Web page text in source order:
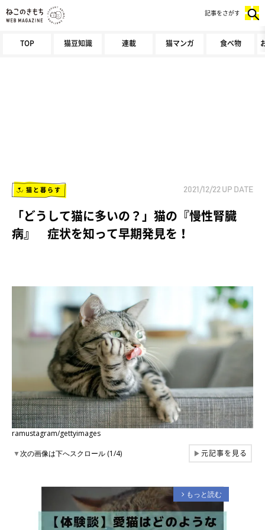
TOP 猫豆知識 連載 猫マンガ 食べ物
記事をさがす
猫と暮らす 2021/12/22 UP DATE
「どうして猫に多いの？」猫の『慢性腎臓
病』 症状を知って早期発見を！
ramustagram/gettyimages
▼次の画像は下へスクロール (1/4) ▶元記事を見る
arrow_forward_ios もっと読む